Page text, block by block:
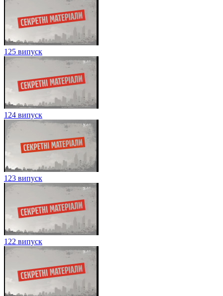
125 випуск
124 випуск
123 випуск
122 випуск